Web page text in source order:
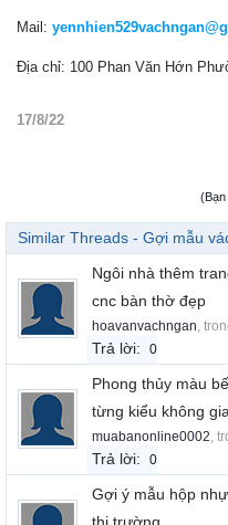
Mail:
Địa chỉ: 100 Phan Văn Hớn
17/8/22
Similar Threads - Gợi mẫu
Ngôi nhà thêm
cnc bàn thờ đẹp
hoavanvachngan,
Trả lời: 0
Phong thủy màu
từng kiểu không
muabanonline0002,
Trả lời: 0
Gợi ý mẫu hộp